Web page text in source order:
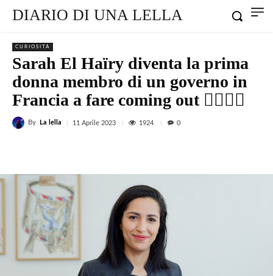
DIARIO DI UNA LELLA
CURIOSITÀ
Sarah El Haïry diventa la prima
donna membro di un governo in
Francia a fare coming out 🏳️‍🌈🇫🇷
By La lella 11 Aprile 2023 1924 0